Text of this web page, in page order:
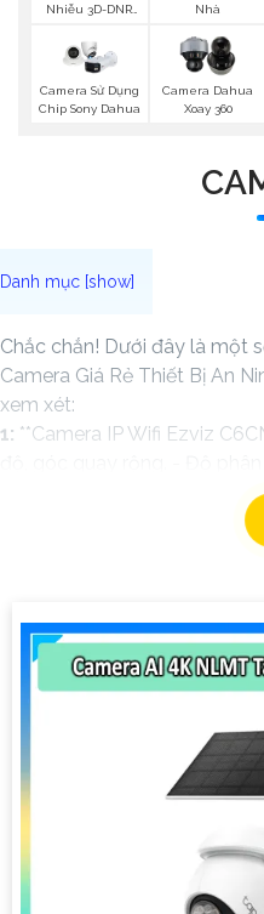
Nhiễu 3D-DNR
Nhà
Camera Sử Dụng
Chip Sony Dahua
Camera Dahua
Xoay 360
Chắc chắn! Dưới đây là một
Camera Giá Rẻ Thiết Bị An
xem xét:
1: **Camera IP Wifi Ezviz
nối không dây WiFi. - Tích
minh. - Phù hợp để theo dõi
**Camera Hikvision DS-
kế vỏ nhựa chống va đập. -
cách lên đến 30m.
**Camera Dahua HDCVI
HDCVI 2MP hỗ trợ chất
3.6mm. - Tầm quan sát
ngược sáng Digital WDR,
Nhớ kiểm tra và lựa chọn
dụng và không gian lắp đặt
thêm thông tin chi tiết và